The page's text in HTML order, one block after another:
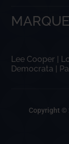
Lee Cooper |
Democrata |
Copyright ©